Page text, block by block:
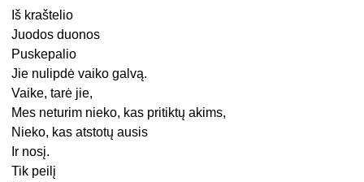
Iš kraštelio
Juodos duonos
Puskepalio
Jie nulipdė vaiko galvą.
Vaike, tarė jie,
Mes neturim nieko, kas pritiktų akims,
Nieko, kas atstotų ausis
Ir nosį.
Tik peilį